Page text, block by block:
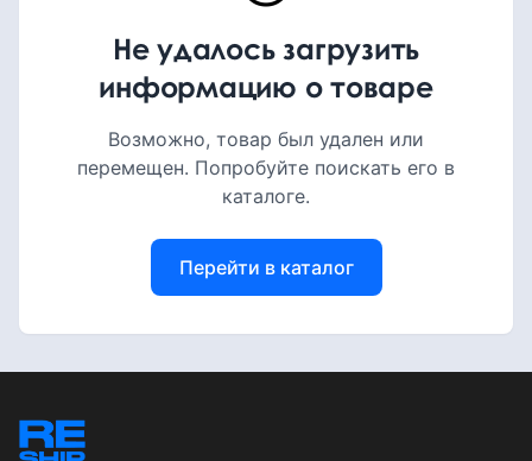
Не удалось загрузить
информацию о товаре
Возможно, товар был удален или
перемещен. Попробуйте поискать его в
каталоге.
Перейти в каталог